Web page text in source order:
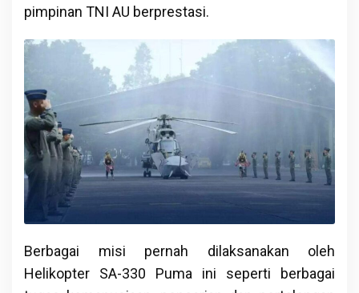
pimpinan TNI AU berprestasi.
Berbagai misi pernah dilaksanakan oleh
Helikopter SA-330 Puma ini seperti berbagai